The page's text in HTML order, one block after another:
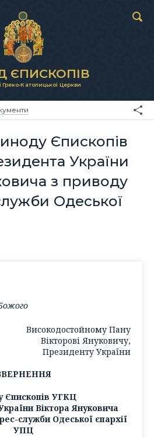
ЄПИСКОПІВ
Греко-Католицької Церкви
Єпископів
України
з приводу
Одеської
Високодостойному Пану
Вікторові Януковичу,
Президенту України
Єпископів УГКЦ
Віктора Януковича
служби Одеської єпархії
УПЦ